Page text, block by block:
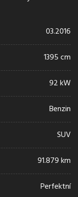
03.2016
1395 cm
92 kW
Benzin
SUV
91.879 km
Perfektní